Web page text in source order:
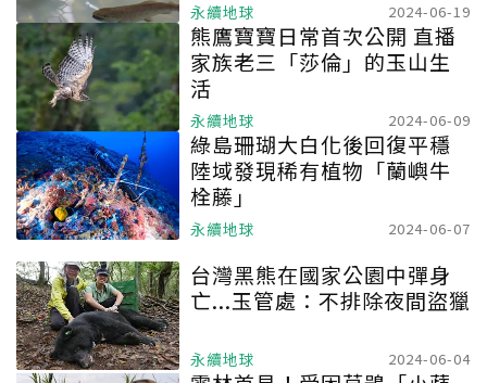
永續地球 2024-06-19
熊鷹寶寶日常首次公開 直播
家族老三「莎倫」的玉山生
活
永續地球 2024-06-09
綠島珊瑚大白化後回復平穩
陸域發現稀有植物「蘭嶼牛
栓藤」
永續地球 2024-06-07
台灣黑熊在國家公園中彈身
亡...玉管處：不排除夜間盜獵
永續地球 2024-06-04